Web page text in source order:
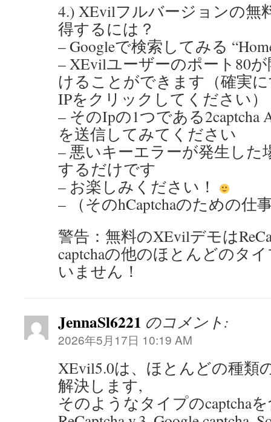
4.) XEvilフルバージョンの無
得するには？
– Googleで検索してみる
– XEvilユーザーのポート80
けることができます（確実
IPをクリックしてください）
– そのIpの1つである2captcha
を送信してみてください
– 悪いキーエラーが発生した
するだけです
– お楽しみください！
– （そのhCaptchaのための仕
警告：無料のXEvilデモは
captchaの他のほとんどのタ
いません！
JennaSl6221 のコメント:
2026年5月17日 10:19 AM
XEvil5.0は、ほとんどの種類
解決します,
そのようなタイプのcaptchaを